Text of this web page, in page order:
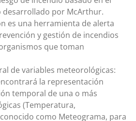
desarrollado por McArthur.
es una herramienta de alerta
y gestión de incendios
que toman
de variables meteorológicas:
la representación
temporal de una o más
(Temperatura,
como Meteograma, para